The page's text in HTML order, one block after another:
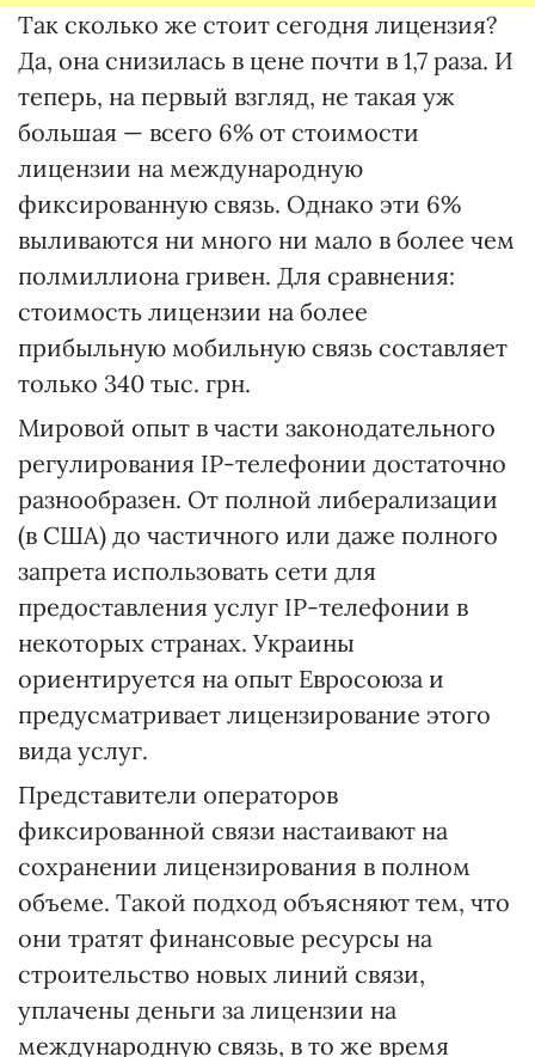
Так сколько же стоит сегодня лицензия?
Да, она снизилась в цене почти в 1,7 раза. И
теперь, на первый взгляд, не такая уж
большая — всего 6% от стоимости
лицензии на международную
фиксированную связь. Однако эти 6%
выливаются ни много ни мало в более чем
полмиллиона гривен. Для сравнения:
стоимость лицензии на более
прибыльную мобильную связь составляет
только 340 тыс. грн.
Мировой опыт в части законодательного
регулирования IP-телефонии достаточно
разнообразен. От полной либерализации
(в США) до частичного или даже полного
запрета использовать сети для
предоставления услуг IP-телефонии в
некоторых странах. Украины
ориентируется на опыт Евросоюза и
предусматривает лицензирование этого
вида услуг.
Представители операторов
фиксированной связи настаивают на
сохранении лицензирования в полном
объеме. Такой подход объясняют тем, что
они тратят финансовые ресурсы на
строительство новых линий связи,
уплачены деньги за лицензии на
международную связь, в то же время